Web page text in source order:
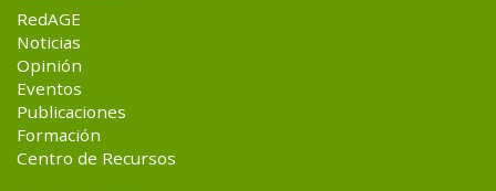
RedAGE
Noticias
Opinión
Eventos
Publicaciones
Formación
Centro de Recursos